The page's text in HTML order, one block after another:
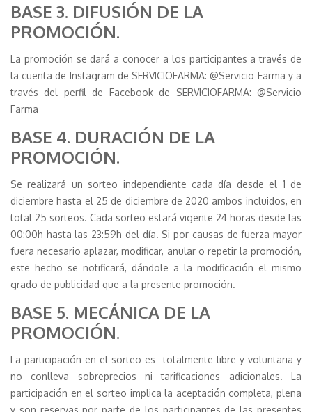
BASE 3. DIFUSIÓN DE LA
PROMOCIÓN.
La promoción se dará a conocer a los participantes a través de
la cuenta de Instagram de SERVICIOFARMA: @Servicio Farma y a
través del perfil de Facebook de SERVICIOFARMA: @Servicio
Farma
BASE 4. DURACIÓN DE LA
PROMOCIÓN.
Se realizará un sorteo independiente cada día desde el 1 de
diciembre hasta el 25 de diciembre de 2020 ambos incluidos, en
total 25 sorteos. Cada sorteo estará vigente 24 horas desde las
00:00h hasta las 23:59h del día. Si por causas de fuerza mayor
fuera necesario aplazar, modificar, anular o repetir la promoción,
este hecho se notificará, dándole a la modificación el mismo
grado de publicidad que a la presente promoción.
BASE 5. MECÁNICA DE LA
PROMOCIÓN.
La participación en el sorteo es totalmente libre y voluntaria y
no conlleva sobreprecios ni tarificaciones adicionales. La
participación en el sorteo implica la aceptación completa, plena
y son reservas por parte de los participantes de las presentes